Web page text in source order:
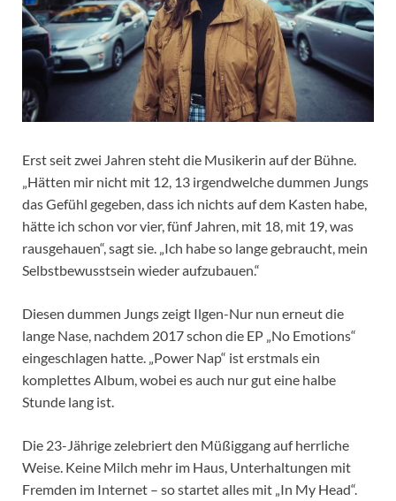
Erst seit zwei Jahren steht die Musikerin auf der Bühne.
„Hätten mir nicht mit 12, 13 irgendwelche dummen Jungs
das Gefühl gegeben, dass ich nichts auf dem Kasten habe,
hätte ich schon vor vier, fünf Jahren, mit 18, mit 19, was
rausgehauen“, sagt sie. „Ich habe so lange gebraucht, mein
Selbstbewusstsein wieder aufzubauen.“
Diesen dummen Jungs zeigt Ilgen-Nur nun erneut die
lange Nase, nachdem 2017 schon die EP „No Emotions“
eingeschlagen hatte. „Power Nap“ ist erstmals ein
komplettes Album, wobei es auch nur gut eine halbe
Stunde lang ist.
Die 23-Jährige zelebriert den Müßiggang auf herrliche
Weise. Keine Milch mehr im Haus, Unterhaltungen mit
Fremden im Internet – so startet alles mit „In My Head“.